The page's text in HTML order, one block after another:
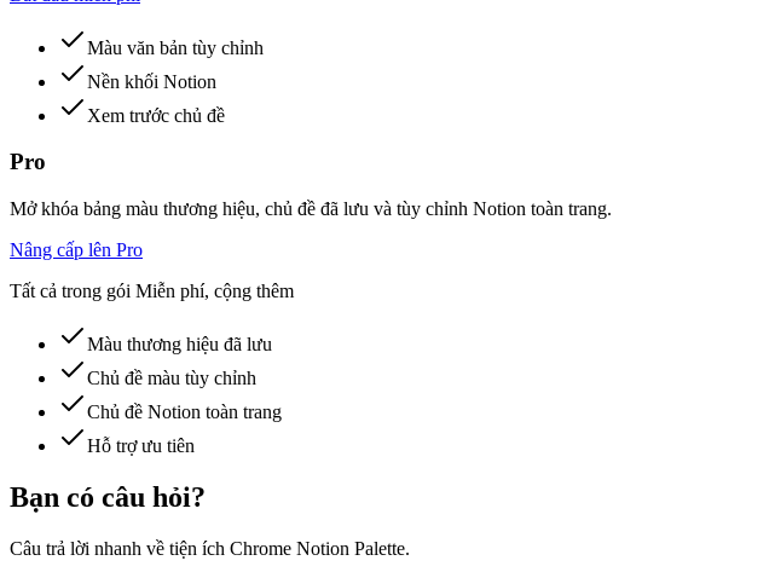
Màu văn bản tùy chỉnh
Nền khối Notion
Xem trước chủ đề
Pro
Mở khóa bảng màu thương hiệu, chủ đề đã lưu và tùy chỉnh Notion toàn trang.
Nâng cấp lên Pro
Tất cả trong gói Miễn phí, cộng thêm
Màu thương hiệu đã lưu
Chủ đề màu tùy chỉnh
Chủ đề Notion toàn trang
Hỗ trợ ưu tiên
Bạn có câu hỏi?
Câu trả lời nhanh về tiện ích Chrome Notion Palette.